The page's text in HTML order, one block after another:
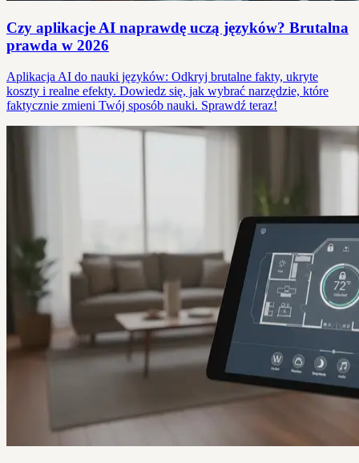
Czy aplikacje AI naprawdę uczą języków? Brutalna
prawda w 2026
Aplikacja AI do nauki języków: Odkryj brutalne fakty, ukryte
koszty i realne efekty. Dowiedz się, jak wybrać narzędzie, które
faktycznie zmieni Twój sposób nauki. Sprawdź teraz!